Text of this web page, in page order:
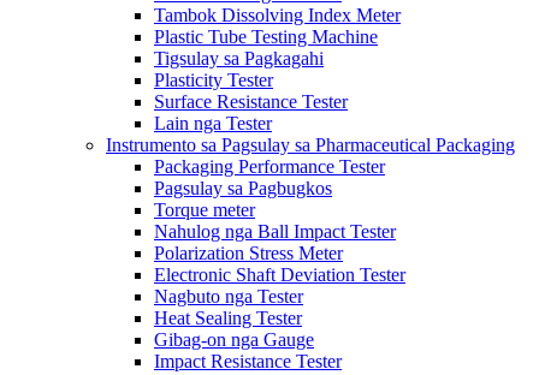
Tambok Dissolving Index Meter
Plastic Tube Testing Machine
Tigsulay sa Pagkagahi
Plasticity Tester
Surface Resistance Tester
Lain nga Tester
Instrumento sa Pagsulay sa Pharmaceutical Packaging
Packaging Performance Tester
Pagsulay sa Pagbugkos
Torque meter
Nahulog nga Ball Impact Tester
Polarization Stress Meter
Electronic Shaft Deviation Tester
Nagbuto nga Tester
Heat Sealing Tester
Gibag-on nga Gauge
Impact Resistance Tester